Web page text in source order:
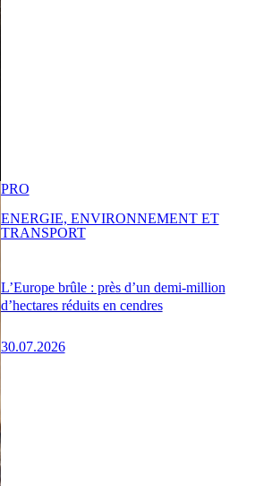
L’Europe brûle : près d’un demi-million
d’hectares réduits en cendres
30.07.2026
PRO
ENERGIE, ENVIRONNEMENT ET
TRANSPORT